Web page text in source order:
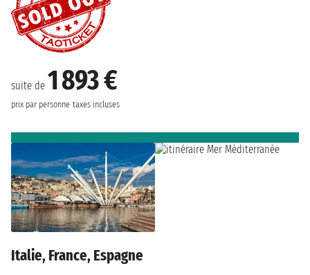
suite de 1 893 €
prix par personne taxes incluses
Italie, France, Espagne